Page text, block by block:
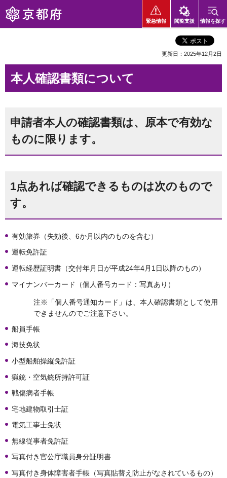
京都府
緊急情報 閲覧支援 情報を探す
更新日：2025年12月2日
本人確認書類について
申請者本人の確認書類は、原本で有効な
ものに限ります。
1点あれば確認できるものは次のもので
す。
有効旅券（失効後、6か月以内のものを含む）
運転免許証
運転経歴証明書（交付年月日が平成24年4月1日以降のもの）
マイナンバーカード（個人番号カード：写真あり）
注※「個人番号通知カード」は、本人確認書類として使用
できませんのでご注意下さい。
船員手帳
海技免状
小型船舶操縦免許証
猟銃・空気銃所持許可証
戦傷病者手帳
宅地建物取引士証
電気工事士免状
無線従事者免許証
写真付き官公庁職員身分証明書
写真付き身体障害者手帳（写真貼替え防止がなされているもの）